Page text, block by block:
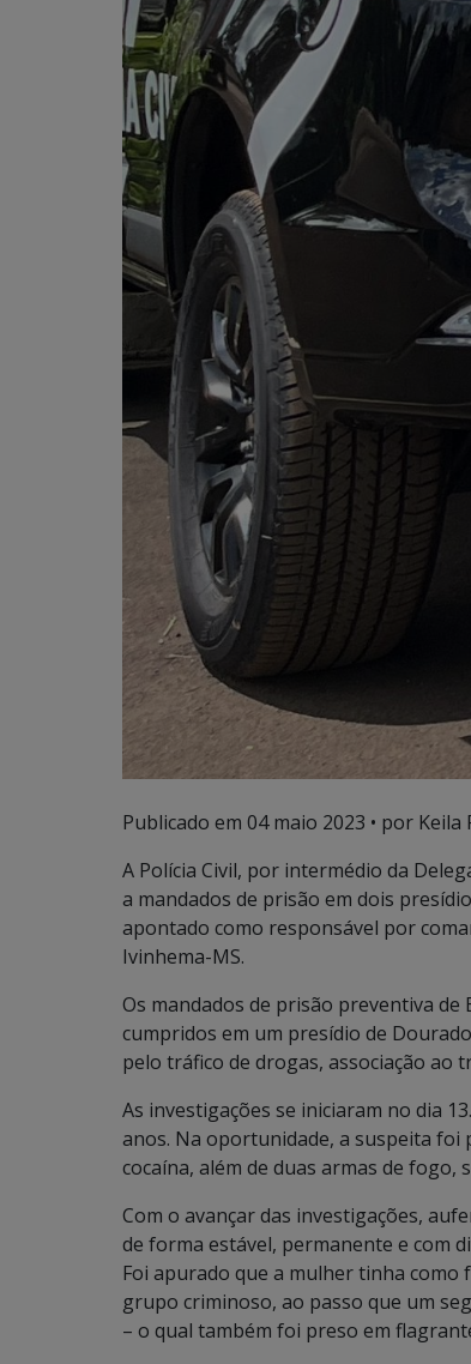
Publicado em 04 maio 2023 • por Keila
A Polícia Civil, por intermédio da
a mandados de prisão em dois
apontado como responsável por
Ivinhema-MS.
Os mandados de prisão preventiva de
cumpridos em um presídio de
pelo tráfico de drogas, associação ao
As investigações se iniciaram no dia
anos. Na oportunidade, a suspeita foi
cocaína, além de duas armas de fogo,
Com o avançar das investigações,
de forma estável, permanente e com
Foi apurado que a mulher tinha
grupo criminoso, ao passo que um
– o qual também foi preso em